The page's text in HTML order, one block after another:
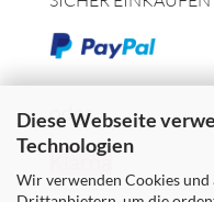
Diese Webseite
Technologien
Wir verwenden Cookies und
oder
Klarna